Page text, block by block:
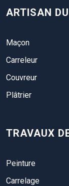
ARTISAN
Maçon
Carreleur
Couvreur
Plâtrier
TRAVAUX
Peinture
Carrelage